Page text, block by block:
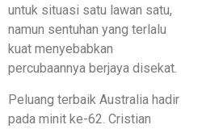
untuk situasi satu lawan satu,
namun sentuhan yang terlalu
kuat menyebabkan
percubaannya berjaya disekat.
Peluang terbaik Australia hadir
pada minit ke-62. Cristian